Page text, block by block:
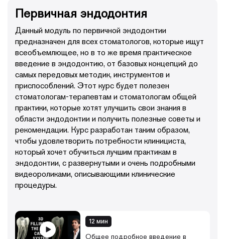
• создание эндодонтического доступа;
• предсказуемое обнаружение устьев корневых
каналов;
• идеальный инструмент для механической обработки
корневого канала;
• скаутинг канала и формирование ковровой
дорожки;
• очистка апикальной части и финишная обработка
канала;
• усовершенствование протоколов обработки и
дезинфекции корневых каналов с помощью
инновационного научно-обоснованного протокола
ирригации;
• новые методы трехмерной обтурации корневых
каналов;
• современные стратегии постэндодонтического
восстановления зубов;
• прогностические факторы в эндодонтии;
• новейшие технологии и повторное
коронки и удалять металлические штифты;
• как обнаружить и пролечить пропущенные
корневые каналы;
Первичная эндодонтия
Данный модуль по первичной эндодонтии
предназначен для всех стоматологов, которые ищут
всеобъемлющее, но в то же время практическое
введение в эндодонтию, от базовых концепций до
самых передовых методик, инструментов и
приспособлений. Этот курс будет полезен
стоматологам-терапевтам и стоматологам общей
практики, которые хотят улучшить свои знания в
области эндодонтии и получить полезные советы и
рекомендации. Курс разработан таким образом,
чтобы удовлетворить потребности клинициста,
который хочет обучиться лучшим практикам в
эндодонтии, с развернутыми и очень подробными
видеороликами, описывающими клинические
процедуры.
12 мин
Общее подробное введение в